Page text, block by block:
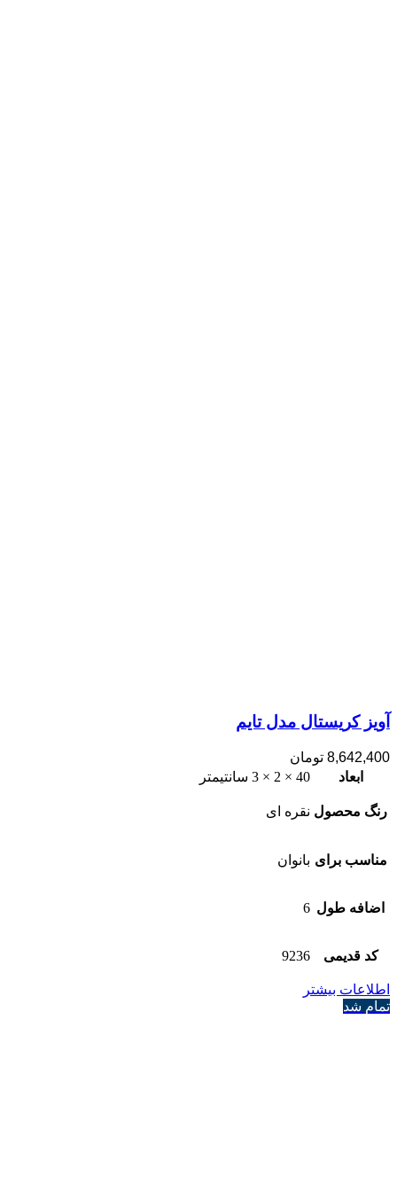
آویز کریستال مدل تایم
8,642,400 تومان
ابعاد
40 × 2 × 3 سانتیمتر
رنگ محصول نقره ای
مناسب برای بانوان
اضافه طول 6
کد قدیمی 9236
اطلاعات بیشتر
تمام شد